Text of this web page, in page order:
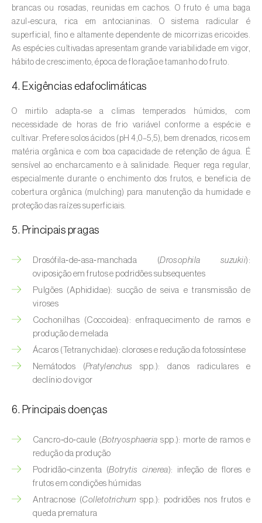
Aveleira (Corylus avellana L. )
Azinheira (
Quercus ilex e Quercus
rotundifolia
Banana (Musa spp.)
Batata (Solanum tuberosum)
Batata-doce (Ipomoea batatas)
Begónia (
Hillebrandia sandwicensis e
Begonia spp.)
Beringela ( Solanum melongena
Beterraba (Beta spp.
Buxo (Buxus sempervirens L.)
Cacaueiro (
Cafeeiro (Coffea spp.
Cajueiro (Anacardium occidentale)
Cana-de-açúcar (
Cânhamo / Canábis (
Carpino-europeu (
Carvalhos (Quercus spp. e Fagus spp.
Castanheiro (Castanea sativa
brancas ou rosadas, reunidas em cachos. O fruto é uma baga
azul‑escura, rica em antocianinas. O sistema radicular é
superficial, fino e altamente dependente de micorrizas ericoides.
As espécies cultivadas apresentam grande variabilidade em vigor,
hábito de crescimento, época de floração e tamanho do fruto.
4. Exigências edafoclimáticas
O mirtilo adapta‑se a climas temperados húmidos, com
necessidade de horas de frio variável conforme a espécie e
cultivar. Prefere solos ácidos (pH 4,0–5,5), bem drenados, ricos em
matéria orgânica e com boa capacidade de retenção de água. É
sensível ao encharcamento e à salinidade. Requer rega regular,
especialmente durante o enchimento dos frutos, e beneficia de
cobertura orgânica (mulching) para manutenção da humidade e
proteção das raízes superficiais.
5. Principais pragas
Drosófila‑de‑asa‑manchada (Drosophila suzukii):
oviposição em frutos e podridões subsequentes
Pulgões (Aphididae): sucção de seiva e transmissão de
viroses
Cochonilhas (Coccoidea): enfraquecimento de ramos e
produção de melada
Ácaros (Tetranychidae): cloroses e redução da fotossíntese
Nemátodos (Pratylenchus spp.): danos radiculares e
declínio do vigor
6. Principais doenças
Cancro‑do‑caule (Botryosphaeria spp.): morte de ramos e
redução da produção
Podridão‑cinzenta (Botrytis cinerea): infeção de flores e
frutos em condições húmidas
Antracnose (Colletotrichum spp.): podridões nos frutos e
queda prematura